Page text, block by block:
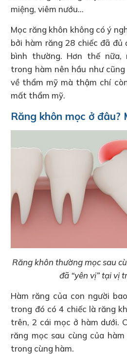
miệng, viêm nướu…
Mọc răng khôn không có ý
bởi hàm răng 28 chiếc đã đủ
bình thường. Hơn thế nữa,
trong hàm nên hầu như
về thẩm mỹ mà thậm chí
mất thẩm mỹ.
Răng khôn mọc ở đâu?
Răng khôn thường mọc sau
đã “yên vị” tại vị
Hàm răng của con người
trong đó có 4 chiếc là răng
trên, 2 cái mọc ở hàm dưới.
răng mọc sau cùng của
trong cùng hàm.